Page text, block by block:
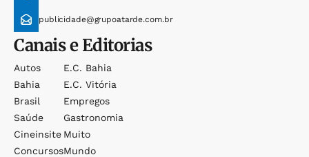
publicidade@grupoatarde.com.br
Canais e Editorias
Autos
Bahia
Brasil
Saúde
Cineinsite
Concursos
E.c. Bahia
E.c. Vitória
Empregos
Gastronomia
Muito
Mundo